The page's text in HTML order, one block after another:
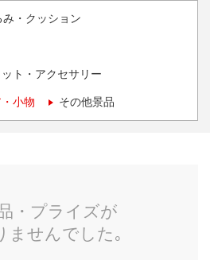
み・クッション
ト・アクセサリー
小物 その他景品